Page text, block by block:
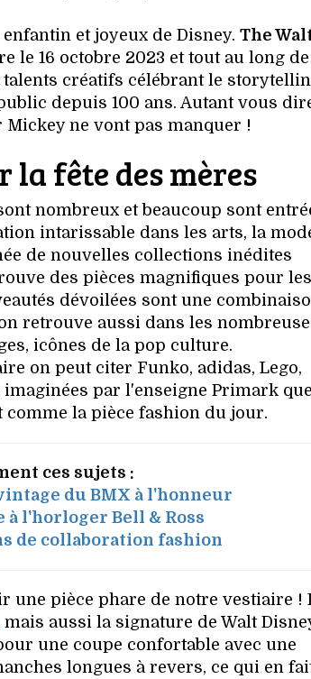
et joyeux de Disney. The
le 16 octobre 2023 et tout au long de
créatifs célébrant le
depuis 100 ans. Autant vous
ne vont pas manquer !
la fête des mères
nombreux et beaucoup sont
intarissable dans les arts, la
de nouvelles collections inédites
des pièces magnifiques pour les
dévoilées sont une
retrouve aussi dans les
icônes de la pop culture.
on peut citer Funko, adidas, Lego,
par l'enseigne Primark que
la pièce fashion du jour.
ces sujets :
du BMX à l'honneur
l'horloger Bell & Ross
de collaboration fashion
une pièce phare de notre vestiaire !
mais aussi la signature de Walt
une coupe confortable avec une
longues à revers, ce qui en